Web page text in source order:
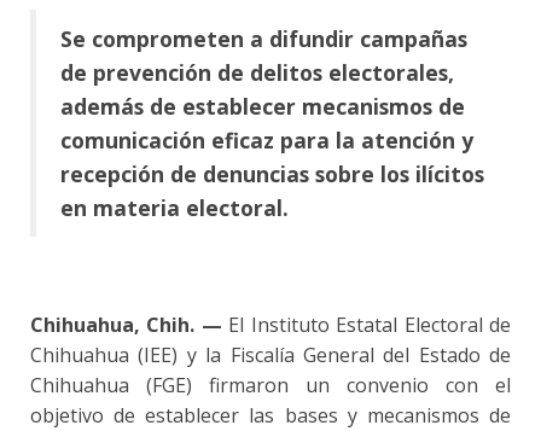
Se comprometen a difundir campañas
de prevención de delitos electorales,
además de establecer mecanismos de
comunicación eficaz para la atención y
recepción de denuncias sobre los ilícitos
en materia electoral.
Chihuahua, Chih. — El Instituto Estatal Electoral de
Chihuahua (IEE) y la Fiscalía General del Estado de
Chihuahua (FGE) firmaron un convenio con el
objetivo de establecer las bases y mecanismos de